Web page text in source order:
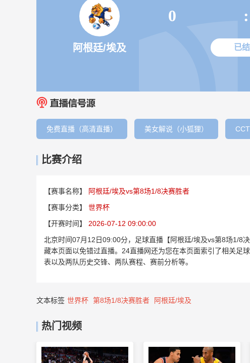
阿根廷/埃及
0 :
已
免费直播（高清直播） 美女解说（小狐狸）
比赛介绍
【赛事名称】
阿根廷/埃及vs第8场1/8决赛胜者
【赛事分类】
世界杯
【开赛时间】
2026-07-12 09:00:00
北京时间07月12日09:00分，足球直播【阿根廷/埃及vs第8场1/8
藏本页面以免错过直播。24直播网还为您在本页面索引了相关足
表以及两队历史交锋、两队赛程、赛前分析等。
文本标签 世界杯 第8场1/8决赛胜者 阿根廷/埃及
热门视频